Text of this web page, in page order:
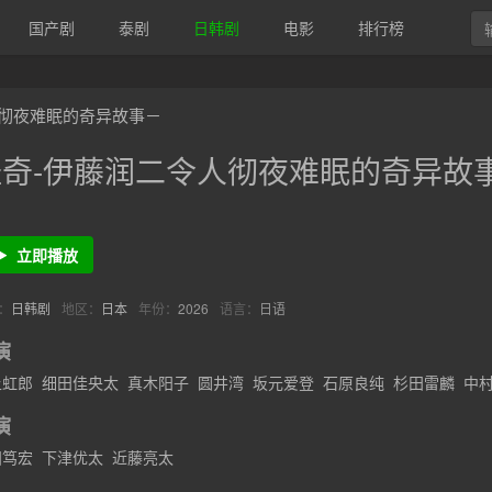
国产剧 泰剧 日韩剧 电影 排行榜
夜难眠的奇异故事－
-伊藤润二令人彻夜难眠的奇异故
立即播放
日韩剧 地区： 日本 年份： 2026 语言： 日语
郎 细田佳央太 真木阳子 圆井湾 坂元爱登 石原良纯 杉田雷麟 中
宏 下津优太 近藤亮太